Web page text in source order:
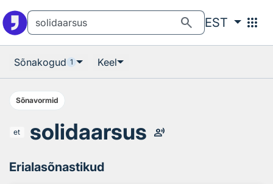
search EST apps
Sõnakogud 1 Keel
Sõnavormid
et solidaarsus record_voice_over
Erialasõnastikud